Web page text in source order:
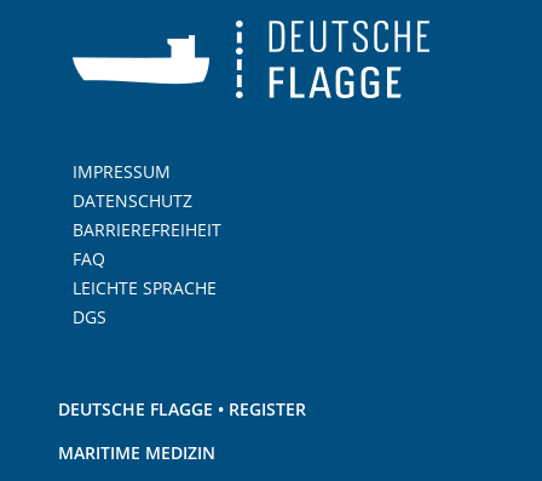
IMPRESSUM
DATENSCHUTZ
BARRIEREFREIHEIT
FAQ
LEICHTE SPRACHE
DGS
DEUTSCHE FLAGGE • REGISTER
MARITIME MEDIZIN